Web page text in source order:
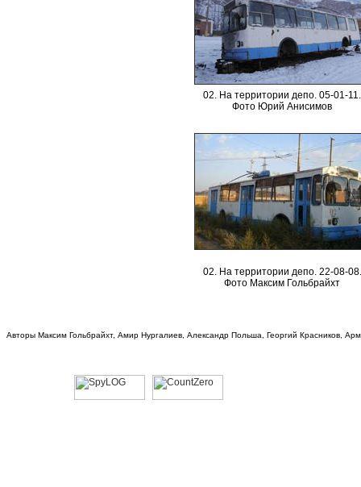
02. На территории депо. 05-01-11.
Фото Юрий Анисимов
02. На территории депо. 22-08-08.
Фото Максим Гольбрайхт
Авторы Максим Гольбрайхт, Амир Нургалиев, Александр Польша, Георгий Красников,